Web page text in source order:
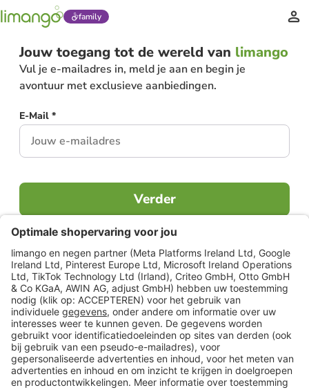
family
Jouw toegang tot de wereld van limango
Vul je e-mailadres in, meld je aan en begin je
avontuur met exclusieve aanbiedingen.
E-Mail *
Verder
Al lid?Inloggen
PrivacyinstellingenAlgemene voorwaardenPrivacybeleidColofon
Help Center